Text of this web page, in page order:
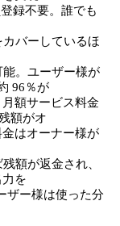
録不要。誰でも
バーしているほ
。ユーザー様が
96％が
額サービス料金
額がオ
はオーナー様が
額が返金され、
を
ー様は使った分